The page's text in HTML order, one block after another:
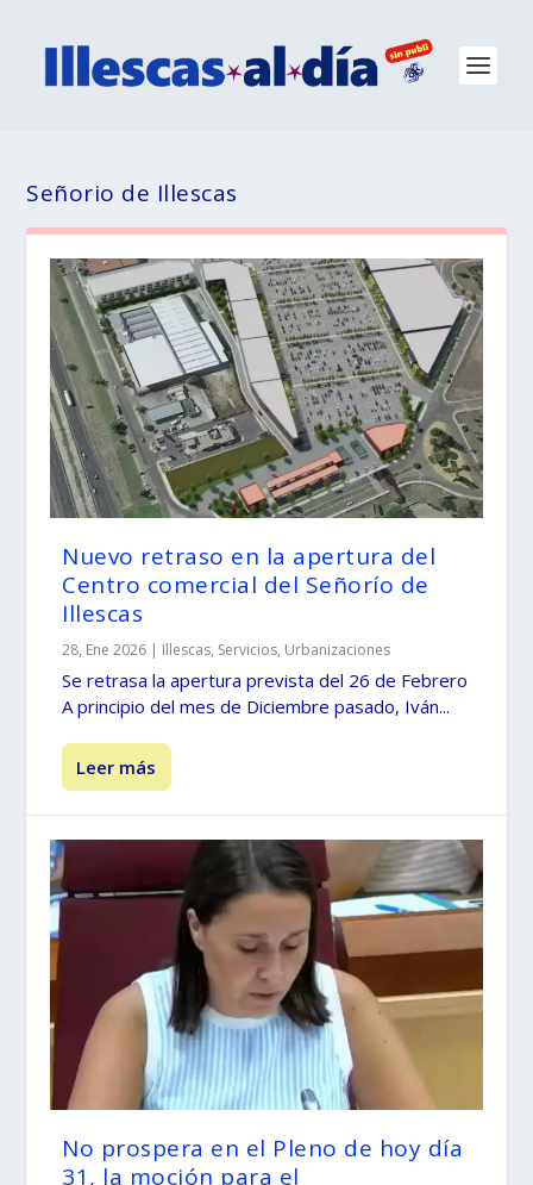
Señorio de Illescas
Nuevo retraso en la apertura del
Centro comercial del Señorío de
Illescas
28, Ene 2026 | Illescas, Servicios, Urbanizaciones
Se retrasa la apertura prevista del 26 de Febrero
A principio del mes de Diciembre pasado, Iván...
Leer más
No prospera en el Pleno de hoy día
31, la moción para el